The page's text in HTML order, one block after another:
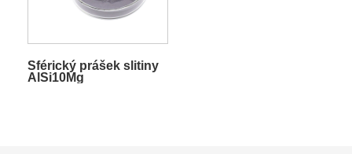
Sférický prášek slitiny
AlSi10Mg